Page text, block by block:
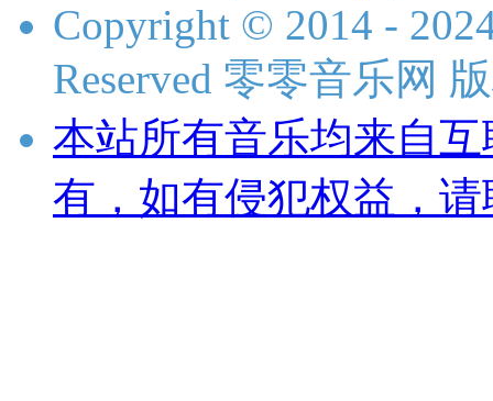
Copyright © 2014 -
Reserved 零零音乐网
本站所有音乐均来自
有，如有侵犯权益，